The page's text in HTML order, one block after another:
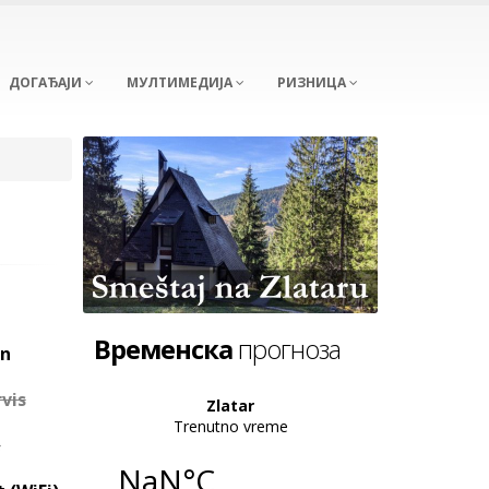
ДОГАЂАЈИ МУЛТИМЕДИЈА РИЗНИЦА
Временскапрогноза